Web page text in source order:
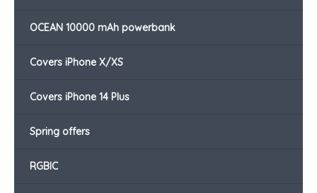
OCEAN 10000 mAh powerbank
Covers iPhone X/XS
Covers iPhone 14 Plus
Spring offers
RGBIC